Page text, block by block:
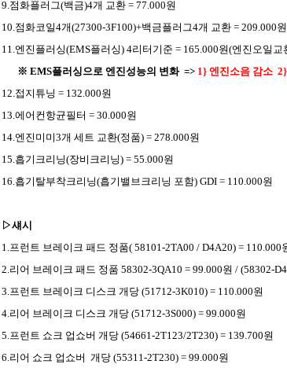
9.점화플러그(백금)4개 교환 = 77.000원
10.점화코일4개(27300-3F100)+백금플러그4개 교환 = 209.000원
11.엔진플러싱(EMS플러싱) 4리터기준 = 165.000원(엔진오일
※ EMS플러싱으로 엔진성능의 변화 => 1} 엔진소음 감소
12.접지튜닝 = 132.000원
13.에어컨항균필터 = 30.000원
14.엔진미미3개 세트 교환(정품) = 278.000원
15.흡기크리닝(장비크리닝) = 55.000원
16.흡기탈부착크리닝(흡기밸브크리닝 포함) GDI = 110.000원
▷섀시
1.프런트 브레이크 패드 정품( 58101-2TA00 / D4A20) = 110.000
2.리어 브레이크 패드 정품 58302-3QA10 = 99.000원 / (58302-
3.프런트 브레이크 디스크 개당 (51712-3K010) = 110.000원
4.리어 브레이크 디스크 개당 (51712-3S000) = 99.000원
5.프런트 쇼크 업쇼버 개당 (54661-2T123/2T230) = 139.700원
6.리어 쇼크 업쇼버 개당 (55311-2T230) = 99.000원